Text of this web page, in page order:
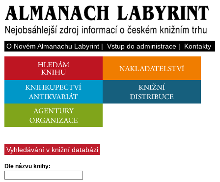
O Novém Almanachu Labyrint| Vstup do administrace| Kontakty
Vyhledávání v knižní databázi
Dle názvu knihy: